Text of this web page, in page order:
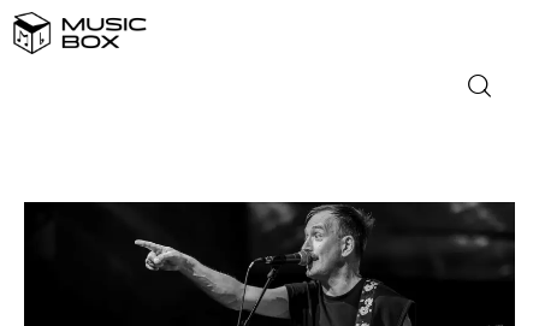
DOMAĆA GLAZBA
STRANA GLAZBA